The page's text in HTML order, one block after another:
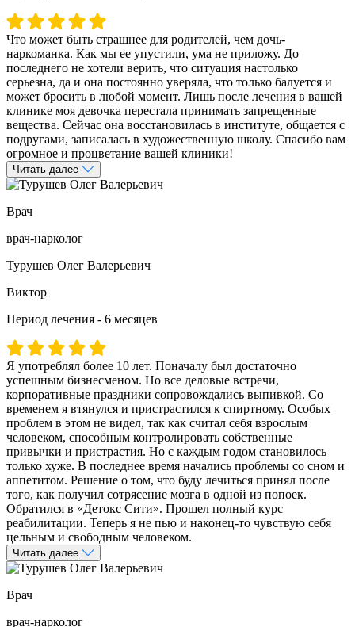
Что может быть страшнее для родителей, чем дочь-
наркоманка. Как мы ее упустили, ума не приложу. До
последнего не хотели верить, что ситуация настолько
серьезна, да и она постоянно уверяла, что только балуется и
может бросить в любой момент. Лишь после лечения в вашей
клинике моя девочка перестала принимать запрещенные
вещества. Сейчас она восстановилась в институте, общается с
подругами, записалась в художественную школу. Спасибо вам
огромное и процветание вашей клиники!
Читать далее
Врач
врач-нарколог
Турушев Олег Валерьевич
Виктор
Период лечения - 6 месяцев
Я употреблял более 10 лет. Поначалу был достаточно
успешным бизнесменом. Но все деловые встречи,
корпоративные праздники сопровождались выпивкой. Со
временем я втянулся и пристрастился к спиртному. Особых
проблем в этом не видел, так как считал себя взрослым
человеком, способным контролировать собственные
привычки и пристрастия. Но с каждым годом становилось
только хуже. В последнее время начались проблемы со сном и
аппетитом. Решение о том, что буду лечиться принял после
того, как получил сотрясение мозга в одной из попоек.
Обратился в «Детокс Сити». Прошел полный курс
реабилитации. Теперь я не пью и наконец-то чувствую себя
цельным и свободным человеком.
Читать далее
Врач
врач-нарколог